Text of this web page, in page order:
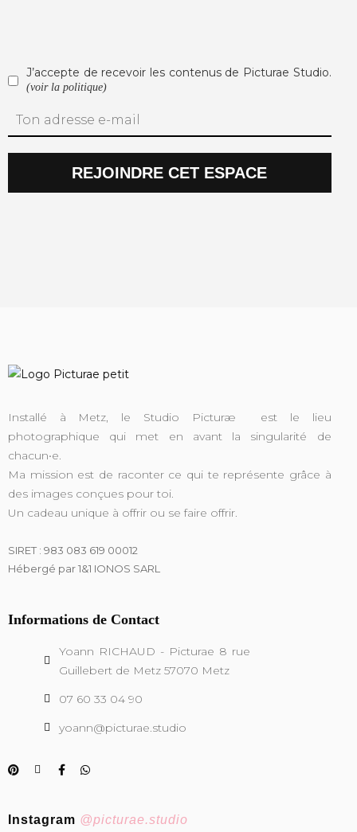
J’accepte de recevoir les contenus de Picturae Studio.
(voir la politique)
REJOINDRE CET ESPACE
Installé à Metz, le Studio Picturæ est le lieu
photographique qui met en avant la singularité de
chacun•e.
Ma mission est de raconter ce qui te représente grâce à
des images conçues pour toi.
Un cadeau unique à offrir ou se faire offrir.
SIRET : 983 083 619 00012
Hébergé par 1&1 IONOS SARL
Informations de Contact
Yoann RICHAUD - Picturae 8 rue
Guillebert de Metz 57070 Metz
07 60 33 04 90
yoann@picturae.studio
Instagram @picturae.studio